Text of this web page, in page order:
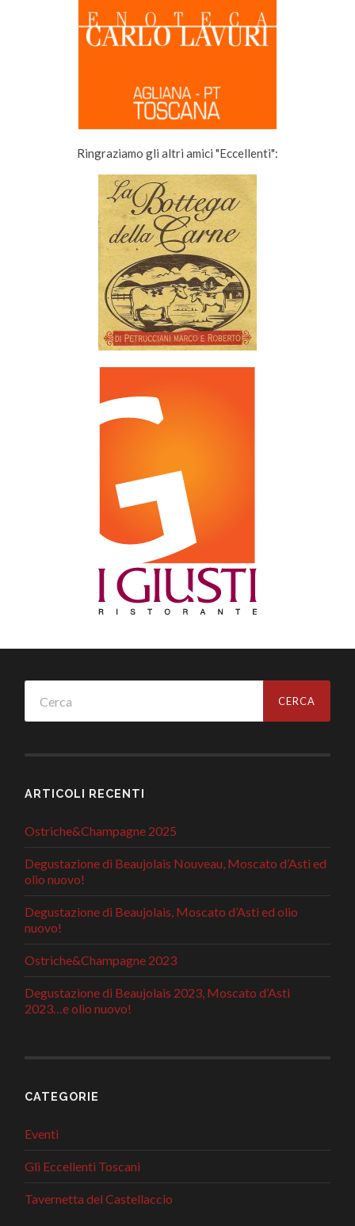
Ringraziamo gli altri amici "Eccellenti":
ARTICOLI RECENTI
Ostriche&Champagne 2025
Degustazione di Beaujolais Nouveau, Moscato d’Asti ed
olio nuovo!
Degustazione di Beaujolais, Moscato d’Asti ed olio
nuovo!
Ostriche&Champagne 2023
Degustazione di Beaujolais 2023, Moscato d’Asti
2023…e olio nuovo!
CATEGORIE
Eventi
Gli Eccellenti Toscani
Tavernetta del Castellaccio